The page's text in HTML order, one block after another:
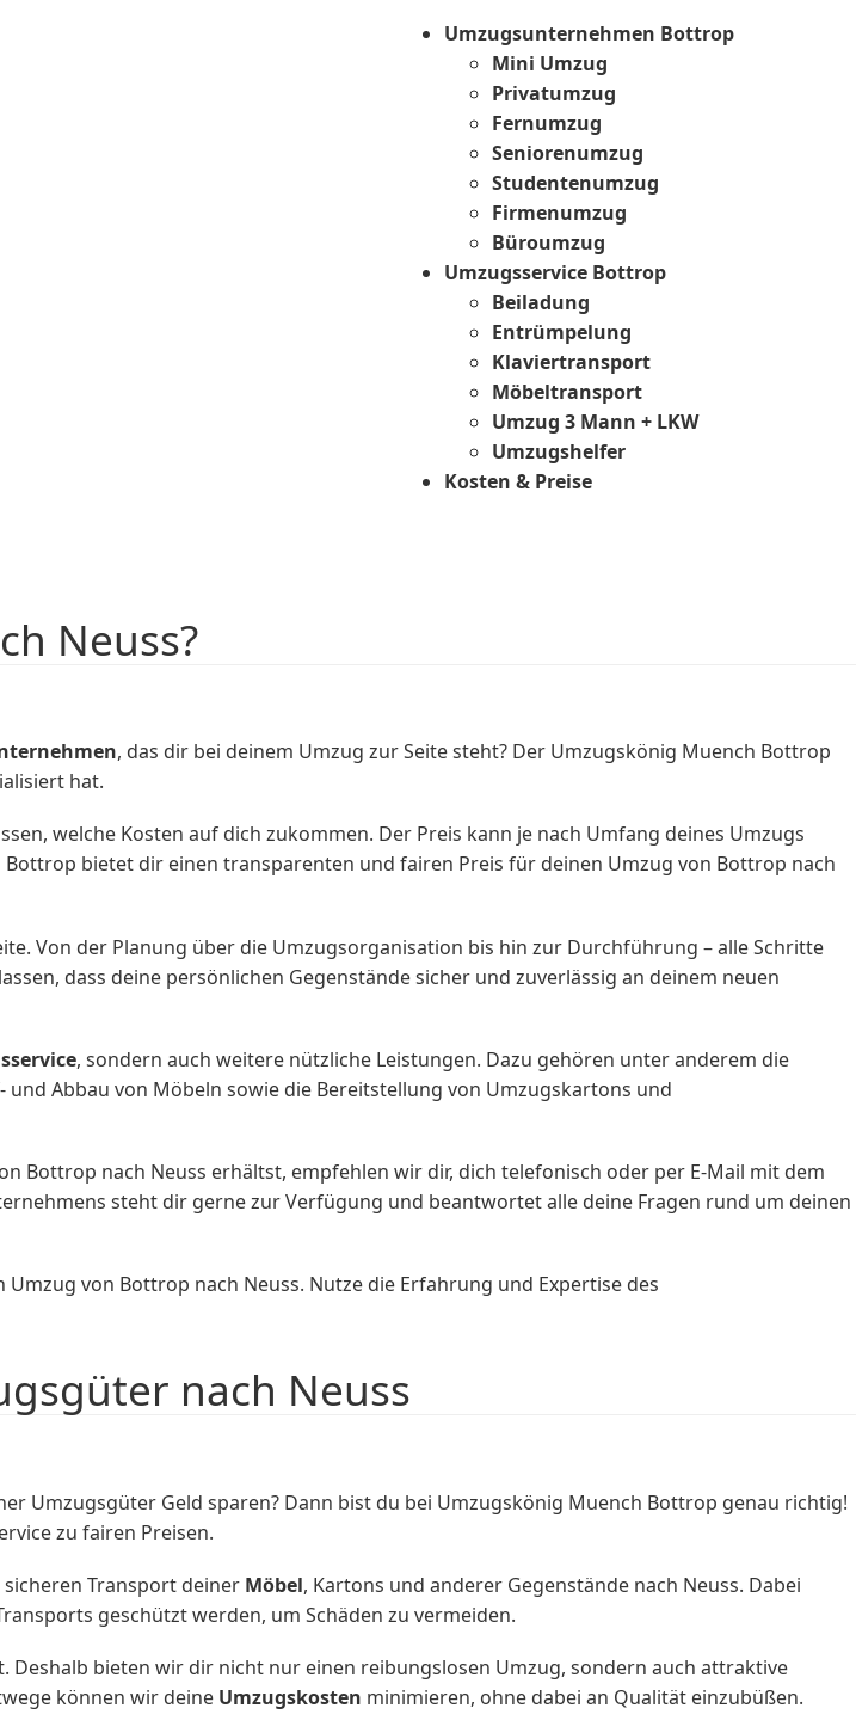
Umzugsunternehmen Bottrop
Mini Umzug
Privatumzug
Fernumzug
Seniorenumzug
Studentenumzug
Firmenumzug
Büroumzug
Umzugsservice Bottrop
Beiladung
Entrümpelung
Klaviertransport
Möbeltransport
Umzug 3 Mann + LKW
Umzugshelfer
Kosten & Preise
Neuss?
, das dir bei deinem Umzug zur Seite steht? Der Umzugskönig Muench Bottrop
hat.
welche Kosten auf dich zukommen. Der Preis kann je nach Umfang deines Umzugs
bietet dir einen transparenten und fairen Preis für deinen Umzug von Bottrop nach
Von der Planung über die Umzugsorganisation bis hin zur Durchführung – alle Schritte
dass deine persönlichen Gegenstände sicher und zuverlässig an deinem neuen
, sondern auch weitere nützliche Leistungen. Dazu gehören unter anderem die
Abbau von Möbeln sowie die Bereitstellung von Umzugskartons und
Bottrop nach Neuss erhältst, empfehlen wir dir, dich telefonisch oder per E-Mail mit dem
steht dir gerne zur Verfügung und beantwortet alle deine Fragen rund um deinen
von Bottrop nach Neuss. Nutze die Erfahrung und Expertise des
nach Neuss
Umzugsgüter Geld sparen? Dann bist du bei Umzugskönig Muench Bottrop genau richtig!
zu fairen Preisen.
Transport deiner Möbel, Kartons und anderer Gegenstände nach Neuss. Dabei
geschützt werden, um Schäden zu vermeiden.
bieten wir dir nicht nur einen reibungslosen Umzug, sondern auch attraktive
können wir deine Umzugskosten minimieren, ohne dabei an Qualität einzubüßen.